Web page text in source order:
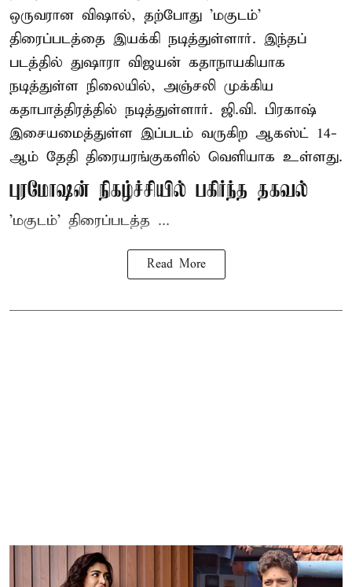
ஒருவரான விஷால், தற்போது 'மகுடம்'
திரைப்படத்தை இயக்கி நடித்துள்ளார். இந்தப்
படத்தில் துஷாரா விஜயன் கதாநாயகியாக
நடித்துள்ள நிலையில், அஞ்சலி முக்கிய
கதாபாத்திரத்தில் நடித்துள்ளார். ஜி.வி. பிரகாஷ்
இசையமைத்துள்ள இப்படம் வருகிற ஆகஸ்ட் 14-
ஆம் தேதி திரையரங்குகளில் வெளியாக உள்ளது.
புரமோஷன் நிகழ்ச்சியில் பகிர்ந்த தகவல்
'மகுடம்' திரைப்படத்த ...
Read More